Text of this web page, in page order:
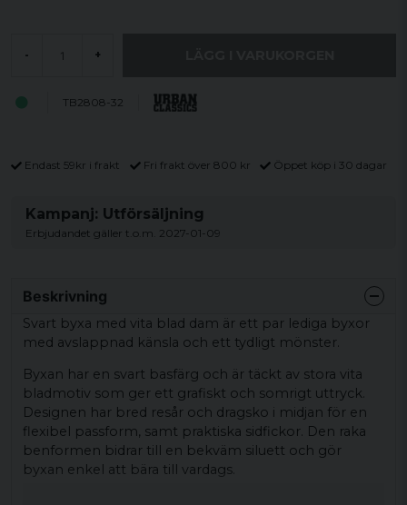
- +
TB2808-32
Endast 59kr i frakt Fri frakt över 800 kr Öppet köp i 30 dagar
Kampanj: Utförsäljning
Erbjudandet gäller t.o.m. 2027-01-09
Beskrivning
Svart byxa med vita blad dam är ett par lediga byxor
med avslappnad känsla och ett tydligt mönster.
Byxan har en svart basfärg och är täckt av stora vita
bladmotiv som ger ett grafiskt och somrigt uttryck.
Designen har bred resår och dragsko i midjan för en
flexibel passform, samt praktiska sidfickor. Den raka
benformen bidrar till en bekväm siluett och gör
byxan enkel att bära till vardags.